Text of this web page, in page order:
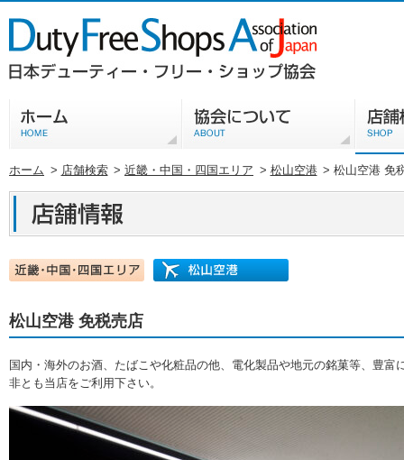
ホーム > 店舗検索 > 近畿・中国・四国エリア > 松山空港 > 松山空港 免
松山空港 免税売店
国内・海外のお酒、たばこや化粧品の他、電化製品や地元の銘菓等、豊
非とも当店をご利用下さい。